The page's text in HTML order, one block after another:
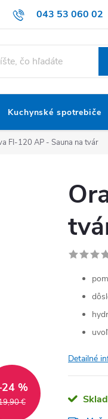
043 53 060 02
Dodacie podmienky
Kuchynské spotrebiče
FI-120 AP - Sauna na tvár
€
%
Detailné